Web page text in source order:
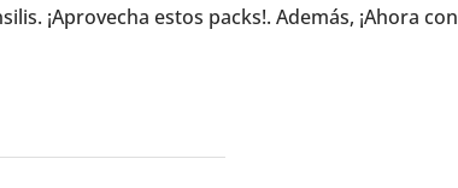
¡Aprovecha estos packs!. Además, ¡Ahora con